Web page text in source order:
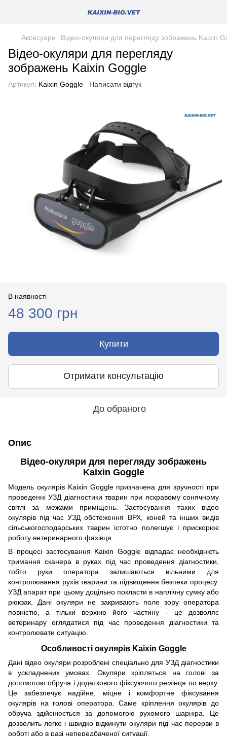
Аксесуари Відео-окуляри для перегляду зображень Kaixin
Відео-окуляри для перегляду
зображень Kaixin Goggle
Артикул: Kaixin Goggle Написати відгук
В наявності
48 300 грн
Купити
Отримати консультацію
До обраного
Опис
Відео-окуляри для перегляду зображень
Kaixin Goggle
Модель окулярів Kaixin Goggle призначена для зручності при
проведенні УЗД діагностики тварин при яскравому сонячному
світлі за межами приміщень. Застосування таких відео
окулярів під час УЗД обстеження ВРХ, коней та інших видів
сільськогосподарських тварин істотно полегшує і прискорює
роботу ветеринарного фахівця.
В процесі застосування Kaixin Goggle відпадає необхідність
тримання сканера в руках під час проведення діагностики,
тобто руки оператора залишаються вільними для
контролювання рухів тварини та підвищення безпеки процесу.
УЗД апарат при цьому доцільно покласти в наплічну сумку або
рюкзак. Дані окуляри не закривають поле зору оператора
повністю, а тільки верхню його частину - це дозволяє
ветеринару оглядатися під час проведення діагностики та
контролювати ситуацію.
Особливості окулярів Kaixin Goggle
Дані відео окуляри розроблені спеціально для УЗД діагностики
в ускладнених умовах. Окуляри кріпляться на голові за
допомогою обруча і додаткового фіксуючого ремінця по верху.
Це забезпечує надійне, міцне і комфортне фіксування
окулярів на голові оператора. Саме кріплення окулярів до
обруча здійснюється за допомогою рухомого шарніра. Це
дозволить легко і швидко відкинути окуляри під час перерви в
роботі або в разі непередбаченої ситуації.